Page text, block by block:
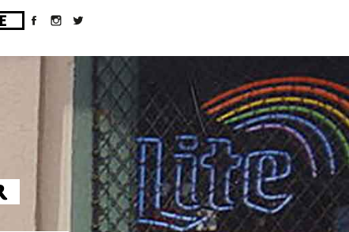
10/d43051023/htdocs/wordpress/wp-